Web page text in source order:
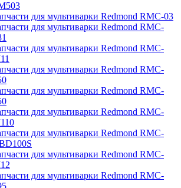
для мультиварки Redmond RMC-03
для мультиварки Redmond RMC-
для мультиварки Redmond RMC-
для мультиварки Redmond RMC-
для мультиварки Redmond RMC-
для мультиварки Redmond RMC-
для мультиварки Redmond RMC-
для мультиварки Redmond RMC-
для мультиварки Redmond RMC-